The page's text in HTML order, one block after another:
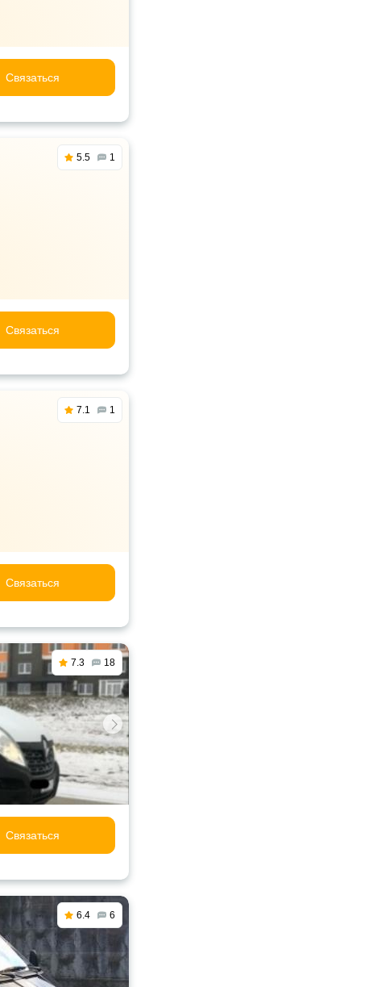
Связаться
5.5 1
Связаться
7.1 1
Связаться
7.3 18
Связаться
6.4 6